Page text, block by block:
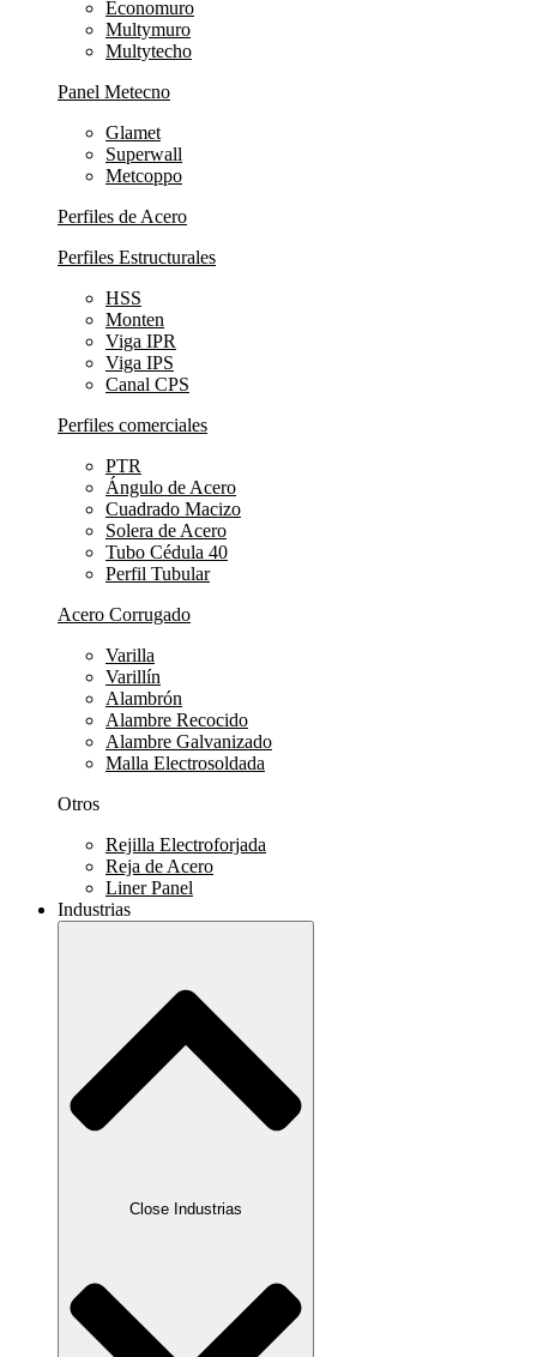
Economuro
Multymuro
Multytecho
Panel Metecno
Glamet
Superwall
Metcoppo
Perfiles de Acero
Perfiles Estructurales
HSS
Monten
Viga IPR
Viga IPS
Canal CPS
Perfiles comerciales
PTR
Ángulo de Acero
Cuadrado Macizo
Solera de Acero
Tubo Cédula 40
Perfil Tubular
Acero Corrugado
Varilla
Varillín
Alambrón
Alambre Recocido
Alambre Galvanizado
Malla Electrosoldada
Otros
Rejilla Electroforjada
Reja de Acero
Liner Panel
Industrias
Close Industrias